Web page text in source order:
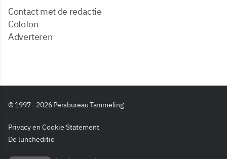
Contact met de redactie
Colofon
Adverteren
© 1997 - 2026 Persbureau Tammeling
Privacy en Cookie Statement
De luncheditie